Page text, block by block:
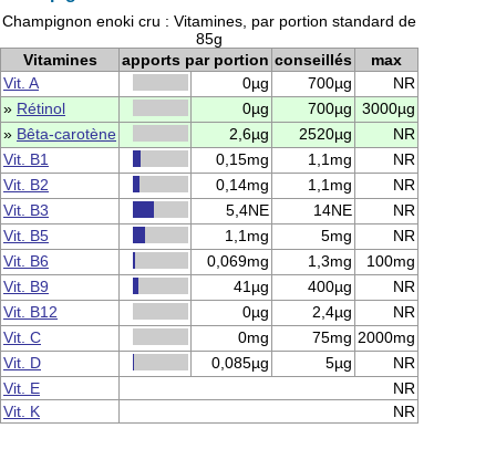
Champignon enoki cru : Vitamines, par portion standard de
85g
Vitamines
apports par portion conseillés
max
Vit. A
0µg 700µg
NR
» Rétinol 0µg 700µg
3000µg
» Bêta-carotène 2,6µg 2520µg
NR
Vit. B1
0,15mg 1,1mg
NR
Vit. B2
0,14mg 1,1mg
NR
Vit. B3
5,4NE 14NE
NR
Vit. B5
1,1mg 5mg
NR
Vit. B6
0,069mg 1,3mg
100mg
Vit. B9
41µg 400µg
NR
Vit. B12
0µg 2,4µg
NR
Vit. C
0mg 75mg 2000mg
Vit. D
0,085µg 5µg
NR
Vit. E
NR
Vit. K
NR